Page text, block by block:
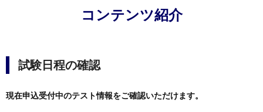
コンテンツ紹介
試験日程の確認
現在申込受付中のテスト情報をご確認いただけます。